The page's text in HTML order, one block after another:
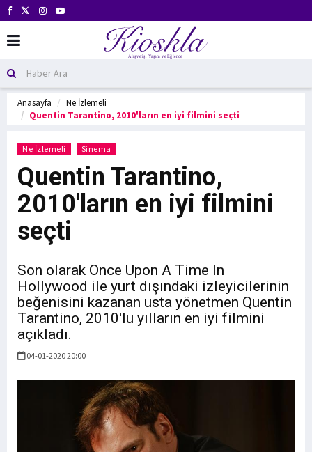
Anasayfa
Ne İzlemeli
Quentin Tarantino, 2010'ların en iyi filmini seçti
Ne İzlemeli Sinema
Quentin Tarantino,
2010'ların en iyi filmini
seçti
Son olarak Once Upon A Time In
Hollywood ile yurt dışındaki izleyicilerinin
beğenisini kazanan usta yönetmen Quentin
Tarantino, 2010'lu yılların en iyi filmini
açıkladı.
04-01-2020 20:00